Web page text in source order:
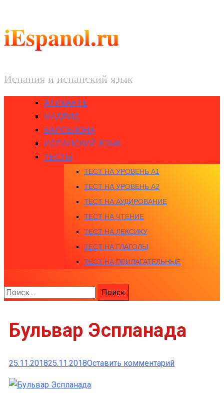
iEspanol.ru
Испания и испанский язык
АЛИКАНТЕ
МАДРИД
БАРСЕЛОНА
ИСПАНСКИЙ ЯЗЫК
ТЕСТЫ
ТЕСТ НА УРОВЕНЬ A1
ТЕСТ НА УРОВЕНЬ A2
ТЕСТ НА АУДИРОВАНИЕ
ТЕСТ НА ЧТЕНИЕ
ТЕСТ НА ЛЕКСИКУ
ТЕСТ НА ГЛАГОЛЫ
ТЕСТ НА ПРИЛАГАТЕЛЬНЫЕ
Найти:
Бульвар Эспланада
25.11.201825.11.2018Оставить комментарийк